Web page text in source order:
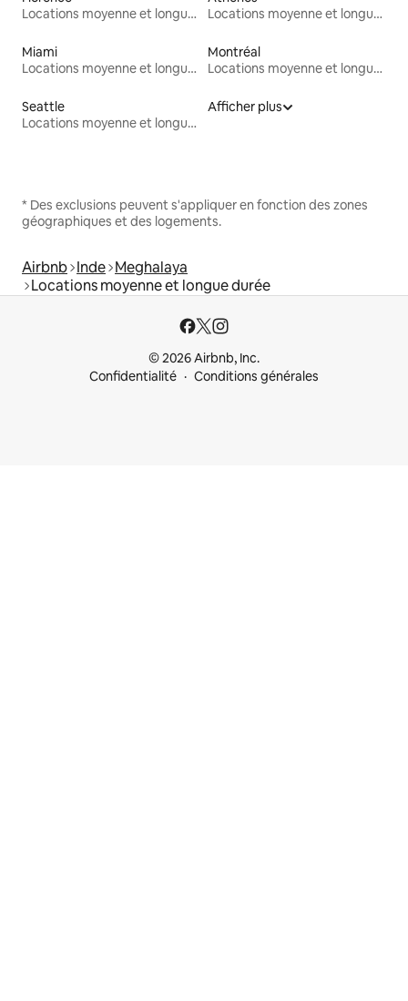
Locations moyenne et longue durée
Locations moyenne et longue durée
Miami
Locations moyenne et longue durée
Montréal
Locations moyenne et longue durée
Seattle
Locations moyenne et longue durée
Afficher plus
* Des exclusions peuvent s'appliquer en fonction des zones
géographiques et des logements.
Airbnb Inde Meghalaya
Locations moyenne et longue durée
© 2026 Airbnb, Inc.
Confidentialité
Conditions générales